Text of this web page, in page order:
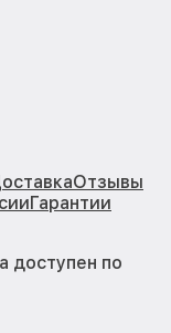
Отзывы
Гарантии
доступен по